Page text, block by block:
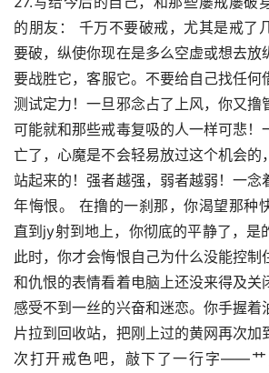
的朋友： 千万不要破戒，尤其是戒了
要破，纵使你现在是多么空虚或想去放
要战胜它，客服它。不要给自己找任
测试定力！一旦邪念占了上风，你又撸
可能就和那些戒毒复吸的人一样可悲！
亡了，心魔是不会轻易放过这个机会的
站起来的！强者越强，弱者越弱！一念
年悔恨。 在撸的一刹那，你渴望那种
直到jy射到地上，你彻底的平静了，是
此时，你才会悔恨自己为什么没能控制
和仇恨的表情看着电脑上还没来得及关
感受不到一丝的兴奋和迷恋。你手握着
片拉到回收站，把刚上过的黄网再次加
次打开戒色吧，敲下了一行字——艹